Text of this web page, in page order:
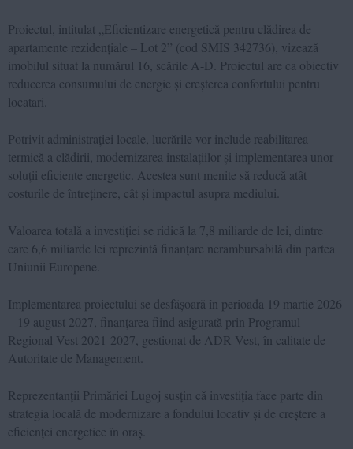
Proiectul, intitulat „Eficientizare energetică pentru clădirea de
apartamente rezidențiale – Lot 2” (cod SMIS 342736), vizează
imobilul situat la numărul 16, scările A-D. Proiectul are ca obiectiv
reducerea consumului de energie și creșterea confortului pentru
locatari.
Potrivit administrației locale, lucrările vor include reabilitarea
termică a clădirii, modernizarea instalațiilor și implementarea unor
soluții eficiente energetic. Acestea sunt menite să reducă atât
costurile de întreținere, cât și impactul asupra mediului.
Valoarea totală a investiției se ridică la 7,8 miliarde de lei, dintre
care 6,6 miliarde lei reprezintă finanțare nerambursabilă din partea
Uniunii Europene.
Implementarea proiectului se desfășoară în perioada 19 martie 2026
– 19 august 2027, finanțarea fiind asigurată prin Programul
Regional Vest 2021-2027, gestionat de ADR Vest, în calitate de
Autoritate de Management.
Reprezentanții Primăriei Lugoj susțin că investiția face parte din
strategia locală de modernizare a fondului locativ și de creștere a
eficienței energetice în oraș.